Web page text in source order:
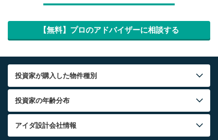
【無料】プロのアドバイザーに相談する
投資家が購入した物件種別
投資家の年齢分布
アイダ設計会社情報